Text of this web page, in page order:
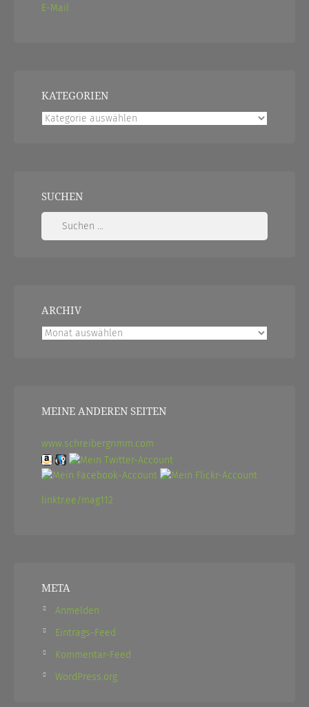
E-Mail
KATEGORIEN
Kategorien
SUCHEN
Suchen
ARCHIV
Archiv
MEINE ANDEREN SEITEN
www.schreibergrimm.com
linktr.ee/mag112
META
Anmelden
Eintrags-Feed
Kommentar-Feed
WordPress.org